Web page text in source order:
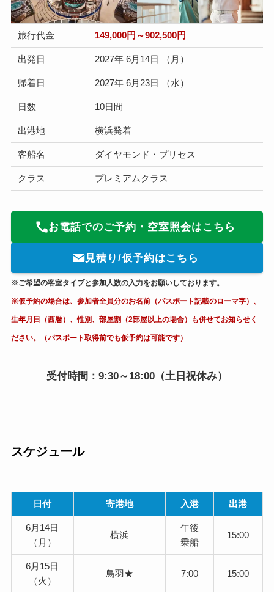
旅行代金 149,000円～902,500円
出発日 2027年 6月14日 （月）
帰着日 2027年 6月23日 （水）
日数 10日間
出港地 横浜発着
客船名 ダイヤモンド・プリセス
クラス プレミアムクラス
お電話でのご予約・空室照会はこちら
見積り/仮予約はこちら
※ご希望の客室タイプと参加人数の入力をお願いしております。
※仮予約の場合は、参加者全員分のお名前（パスポート記載のローマ字）、
生年月日（西暦）、性別、部屋割（2部屋以上の場合）も併せてお知らせく
ださい。（パスポート取得前でも仮予約は可能です）
受付時間：9:30～18:00（土日祝休み）
スケジュール
日付 寄港地 入港 出港
6月14日
（月）
横浜
午後
乗船
15:00
6月15日
（火）
鳥羽★ 7:00 15:00